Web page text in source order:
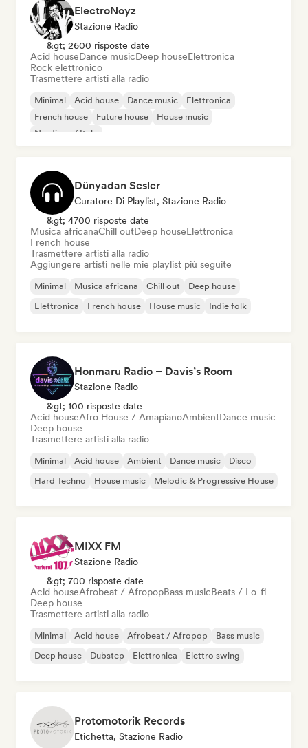
ElectroNoyz
Stazione Radio
&gt; 2600 risposte date
Acid houseDance musicDeep houseElettronica
Rock elettronico
Trasmettere artisti alla radio
Minimal Acid house Dance music
Elettronica
French house
Future house
House music
Nu-disco / Italo
Dünyadan Sesler
Curatore Di Playlist, Stazione Radio
&gt; 4700 risposte date
Musica africanaChill outDeep houseElettronica
French house
Trasmettere artisti alla radio
Aggiungere artisti nelle mie playlist più seguite
Minimal Musica africana Chill out
Deep house
Elettronica
French house House music Indie folk
Honmaru Radio – Davis’s Room
Stazione Radio
&gt; 100 risposte date
Acid houseAfro House / AmapianoAmbientDance music
Deep house
Trasmettere artisti alla radio
Minimal Acid house Ambient Dance music
Disco
Hard Techno
House music Melodic & Progressive House
MIXX FM
Stazione Radio
&gt; 700 risposte date
Acid houseAfrobeat / AfropopBass musicBeats / Lo-fi
Deep house
Trasmettere artisti alla radio
Minimal Acid house Afrobeat / Afropop
Bass music
Deep house
Dubstep Elettronica Elettro swing
Protomotorik Records
Etichetta, Stazione Radio